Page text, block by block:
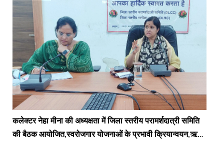
कलेक्टर नेहा मीना की अध्यक्षता में जिला स्तरीय परामर्शदात्री समिति
की बैठक आयोजित,स्वरोजगार योजनाओं के प्रभावी क्रियान्वयन,ऋण